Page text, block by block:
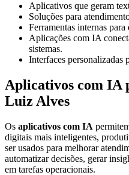
Aplicativos que geram
Soluções para
Ferramentas internas
Aplicações com IA
sistemas.
Interfaces personalizadas
Aplicativos com IA
Luiz Alves
Os aplicativos com IA
digitais mais inteligentes,
ser usados para melhorar
automatizar decisões, gerar
em tarefas operacionais.